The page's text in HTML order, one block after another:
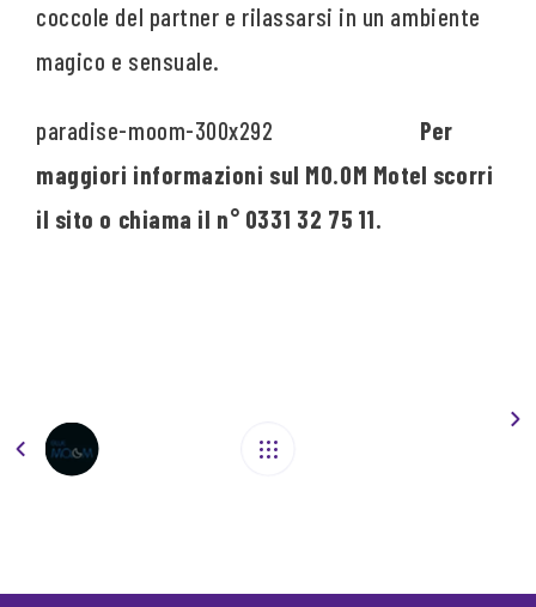
coccole del partner e rilassarsi in un ambiente
magico e sensuale.
Per
maggiori informazioni sul MO.OM Motel scorri
il sito o chiama il n° 0331 32 75 11.